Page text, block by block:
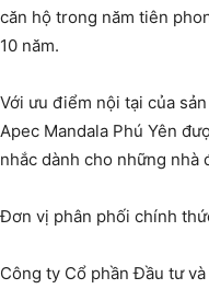
căn hộ trong năm tiên
10 năm.
Với ưu điểm nội tại của
Apec Mandala Phú Yên
nhắc dành cho những nhà
Đơn vị phân phối chính
Công ty Cổ phần Đầu tư